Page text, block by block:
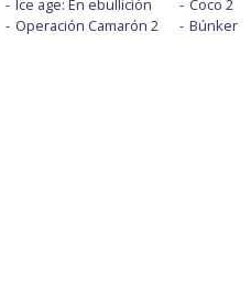
Ice age: En ebullición
Operación Camarón 2
Coco 2
Búnker